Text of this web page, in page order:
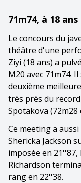
71m74, à 18 ans
Le concours du
théâtre d'une
Ziyi (18 ans) a
M20 avec 71m74.
deuxième
très près du
Spotakova (72m28
Ce meeting a
Shericka Jackson
imposée en
Richardson
rang en 22''38.